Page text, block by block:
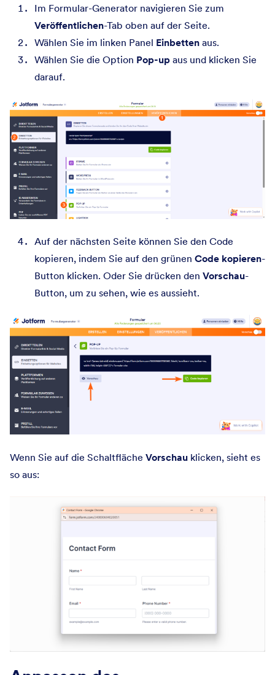
Im Formular-Generator navigieren Sie zum
Veröffentlichen-Tab oben auf der Seite.
Wählen Sie im linken Panel Einbetten aus.
Wählen Sie die Option Pop-up aus und klicken Sie
darauf.
Auf der nächsten Seite können Sie den Code
kopieren, indem Sie auf den grünen Code kopieren-
Button klicken. Oder Sie drücken den Vorschau-
Button, um zu sehen, wie es aussieht.
Wenn Sie auf die Schaltfläche Vorschau klicken, sieht es
so aus: